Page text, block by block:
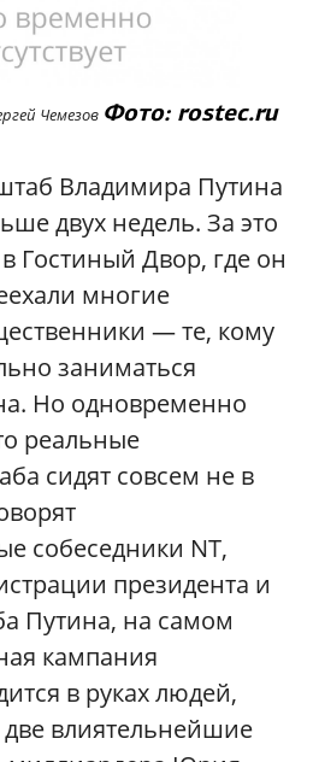
Чемезов Фото: rostec.ru
Владимира Путина
двух недель. За это
Гостиный Двор, где он
многие
— те, кому
заниматься
Но одновременно
реальные
сидят совсем не в
собеседники NT,
президента и
Путина, на самом
кампания
в руках людей,
влиятельнейшие